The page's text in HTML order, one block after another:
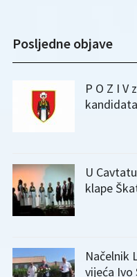
Posljedne objave
P O Z I V
U
klape
Načelnik
vijeća Ivo